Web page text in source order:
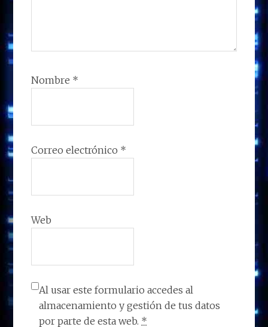
Nombre *
Correo electrónico *
Web
Al usar este formulario accedes al
almacenamiento y gestión de tus datos
por parte de esta web. *